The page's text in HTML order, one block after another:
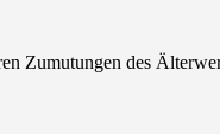
Zumutungen des